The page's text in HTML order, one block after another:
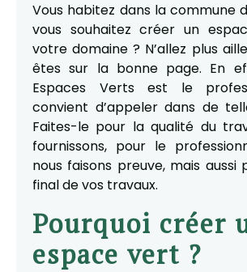
Vous habitez dans la commune
vous souhaitez créer un
votre domaine ? N’allez plus
êtes sur la bonne page. En
Espaces Verts est le
convient d’appeler dans de
Faites-le pour la qualité du
fournissons, pour le
nous faisons preuve, mais aussi
final de vos travaux.
Pourquoi créer
espace vert ?